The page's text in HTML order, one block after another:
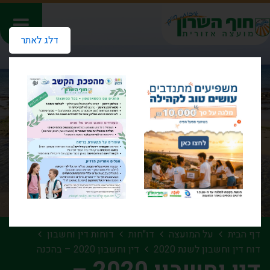
דלג לאתר
דף הבית על המועצה דו"חות
דוחות דין וחשבון
דוח דין וחשבון לשנת 2020
דין וחשבון 2020 – בהכנה